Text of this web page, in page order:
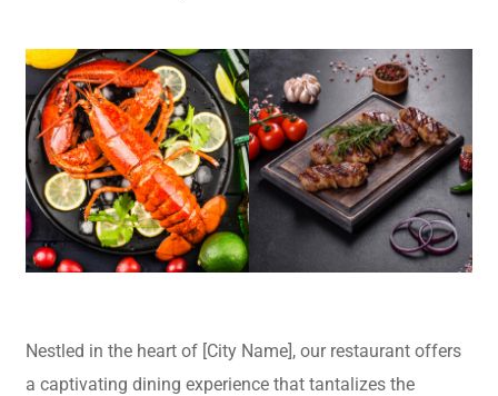
Nestled in the heart of [City Name], our restaurant offers
a captivating dining experience that tantalizes the